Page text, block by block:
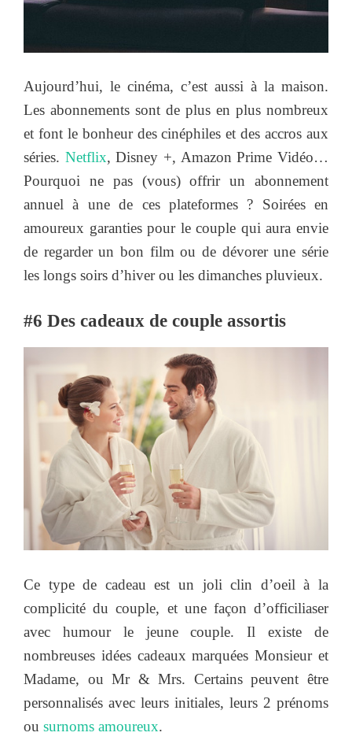
Aujourd’hui, le cinéma, c’est aussi à la maison.
Les abonnements sont de plus en plus nombreux
et font le bonheur des cinéphiles et des accros aux
séries. Netflix, Disney +, Amazon Prime Vidéo…
Pourquoi ne pas (vous) offrir un abonnement
annuel à une de ces plateformes ? Soirées en
amoureux garanties pour le couple qui aura envie
de regarder un bon film ou de dévorer une série
les longs soirs d’hiver ou les dimanches pluvieux.
#6 Des cadeaux de couple assortis
Ce type de cadeau est un joli clin d’oeil à la
complicité du couple, et une façon d’officiliaser
avec humour le jeune couple. Il existe de
nombreuses idées cadeaux marquées Monsieur et
Madame, ou Mr & Mrs. Certains peuvent être
personnalisés avec leurs initiales, leurs 2 prénoms
ou surnoms amoureux.